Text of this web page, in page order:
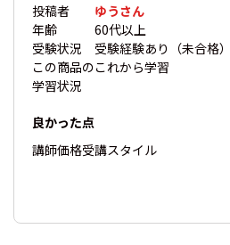
投稿者
ゆうさん
年齢
60代以上
受験状況
受験経験あり（未合格）
この商品の
学習状況
これから学習
良かった点
講師価格受講スタイル